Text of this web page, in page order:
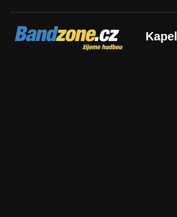
Bandzone.cz
žijeme hudbou